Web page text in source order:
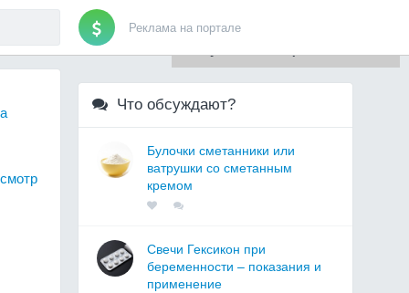
Реклама на портале
Что обсуждают?
Булочки сметанники или
ватрушки со сметанным
кремом
Свечи Гексикон при
беременности – показания и
применение
Для любых предложений по